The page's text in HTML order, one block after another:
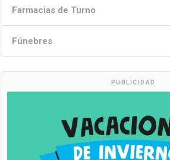
Farmacias de Turno
Fúnebres
PUBLICIDAD